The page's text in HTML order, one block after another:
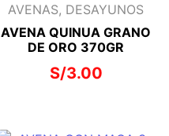
AVENAS, DESAYUNOS
AVENA QUINUA GRANO
DE ORO 370GR
S/3.00